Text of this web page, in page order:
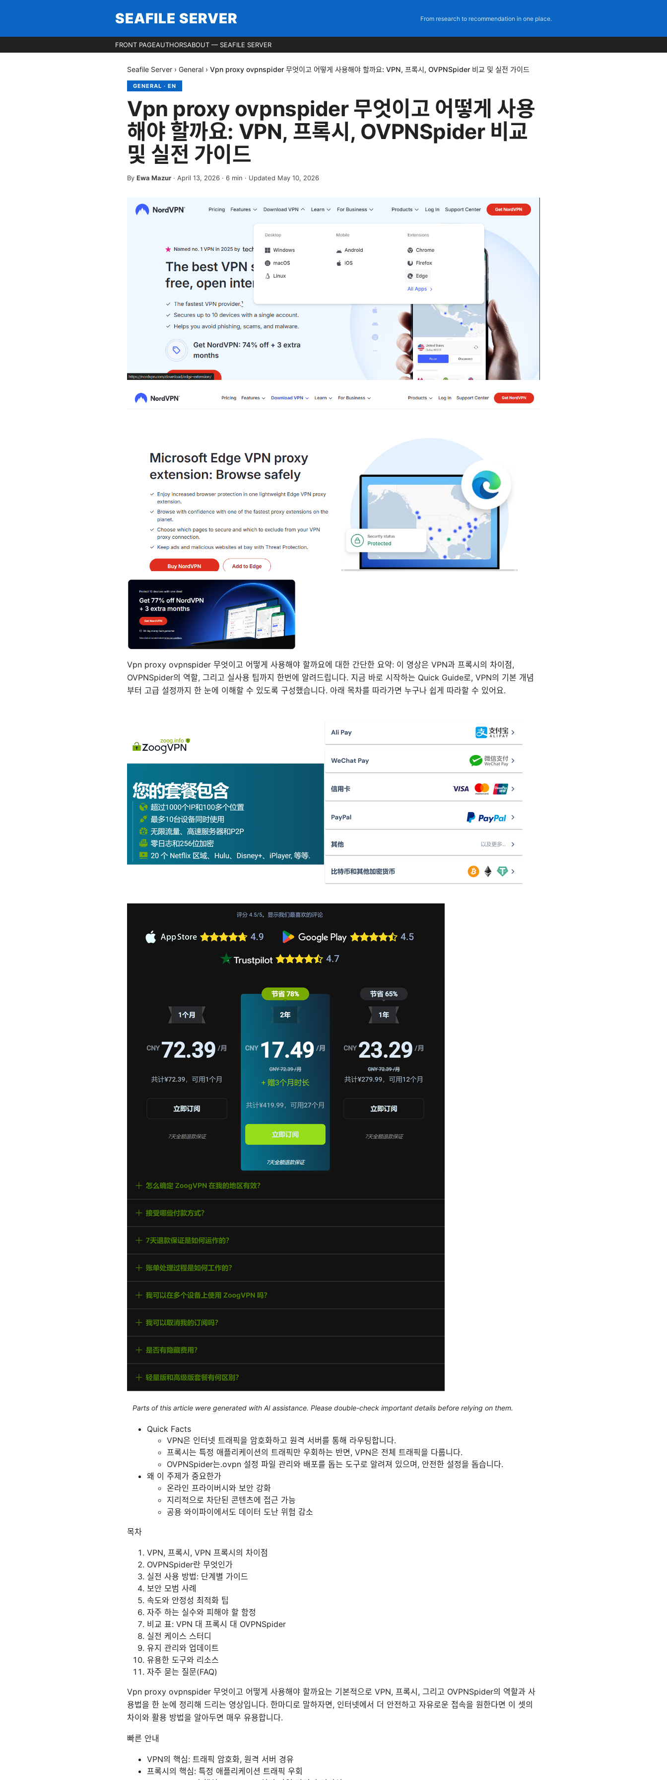
SEAFILE SERVER From research to recommendation in one place.
FRONT PAGEAUTHORSABOUT — SEAFILE SERVER
Seafile Server › General › Vpn proxy ovpnspider 무엇이고 어떻게 사용해야 할까요: VPN, 프록시, OVPNSpider 비교 및 실전 가이드
GENERAL · EN
Vpn proxy ovpnspider 무엇이고 어떻게 사용
해야 할까요: VPN, 프록시, OVPNSpider 비교
및 실전 가이드
By Ewa Mazur · April 13, 2026 · 6 min · Updated May 10, 2026
Vpn proxy ovpnspider 무엇이고 어떻게 사용해야 할까요에 대한 간단한 요약: 이 영상은 VPN과 프록시의 차이점,
OVPNSpider의 역할, 그리고 실사용 팁까지 한번에 알려드립니다. 지금 바로 시작하는 Quick Guide로, VPN의 기본 개념
부터 고급 설정까지 한 눈에 이해할 수 있도록 구성했습니다. 아래 목차를 따라가면 누구나 쉽게 따라할 수 있어요.
Parts of this article were generated with AI assistance. Please double-check important details before relying on them.
Quick Facts
VPN은 인터넷 트래픽을 암호화하고 원격 서버를 통해 라우팅합니다.
프록시는 특정 애플리케이션의 트래픽만 우회하는 반면, VPN은 전체 트래픽을 다룹니다.
OVPNSpider는.ovpn 설정 파일 관리와 배포를 돕는 도구로 알려져 있으며, 안전한 설정을 돕습니다.
왜 이 주제가 중요한가
온라인 프라이버시와 보안 강화
지리적으로 차단된 콘텐츠에 접근 가능
공용 와이파이에서도 데이터 도난 위험 감소
목차
VPN, 프록시, VPN 프록시의 차이점
OVPNSpider란 무엇인가
실전 사용 방법: 단계별 가이드
보안 모범 사례
속도와 안정성 최적화 팁
자주 하는 실수와 피해야 할 함정
비교 표: VPN 대 프록시 대 OVPNSpider
실전 케이스 스터디
유지 관리와 업데이트
유용한 도구와 리소스
자주 묻는 질문(FAQ)
Vpn proxy ovpnspider 무엇이고 어떻게 사용해야 할까요는 기본적으로 VPN, 프록시, 그리고 OVPNSpider의 역할과 사
용법을 한 눈에 정리해 드리는 영상입니다. 한마디로 말하자면, 인터넷에서 더 안전하고 자유로운 접속을 원한다면 이 셋의
차이와 활용 방법을 알아두면 매우 유용합니다.
빠른 안내
VPN의 핵심: 트래픽 암호화, 원격 서버 경유
프록시의 핵심: 특정 애플리케이션 트래픽 우회